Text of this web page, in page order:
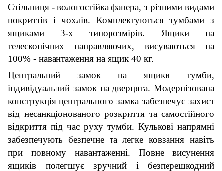
Стільниця - вологостійка фанера, з різними видами
покриттів і чохлів. Комплектуються тумбами з
ящиками 3-х типорозмірів. Ящики на
телескопічних направляючих, висуваються на
100% - навантаження на ящик 40 кг.
Центральний замок на ящики тумби,
індивідуальний замок на дверцята. Модернізована
конструкція центрального замка забезпечує захист
від несанкціонованого розкриття та самостійного
відкриття під час руху тумби. Кулькові напрямні
забезпечують безпечне талегке ковзання навіть
при повному навантаженні. Повне висунення
ящиків полегшує зручний і безперешкодний